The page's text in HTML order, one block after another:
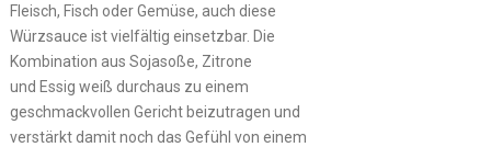
Fleisch, Fisch oder Gemüse, auch diese
Würzsauce ist vielfältig einsetzbar. Die
Kombination aus Sojasoße, Zitrone
und Essig weiß durchaus zu einem
geschmackvollen Gericht beizutragen und
verstärkt damit noch das Gefühl von einem